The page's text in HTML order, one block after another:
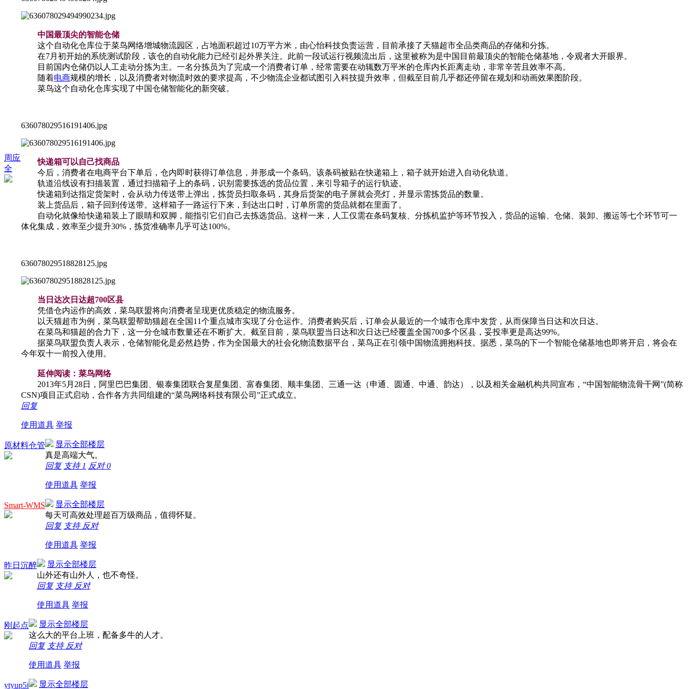
周应
全
中国最顶尖的智能仓储
这个自动化仓库位于菜鸟网络增城物流园区，占地面积超过10万平方米，由心怡科技负责运营，目前承接了天猫超市全品类商品的存储和分拣。
在7月初开始的系统测试阶段，该仓的自动化能力已经引起外界关注。此前一段试运行视频流出后，这里被称为是中国目前最顶尖的智能仓储基地，令观者大开眼界。
目前国内仓储仍以人工走动分拣为主。一名分拣员为了完成一个消费者订单，经常需要在动辄数万平米的仓库内长距离走动，非常辛苦且效率不高。
随着电商规模的增长，以及消费者对物流时效的要求提高，不少物流企业都试图引入科技提升效率，但截至目前几乎都还停留在规划和动画效果图阶段。
菜鸟这个自动化仓库实现了中国仓储智能化的新突破。
636078029516191406.jpg
快递箱可以自己找商品
今后，消费者在电商平台下单后，仓内即时获得订单信息，并形成一个条码。该条码被贴在快递箱上，箱子就开始进入自动化轨道。
轨道沿线设有扫描装置，通过扫描箱子上的条码，识别需要拣选的货品位置，来引导箱子的运行轨迹。
快递箱到达指定货架时，会从动力传送带上弹出，拣货员扫取条码，其身后货架的电子屏就会亮灯，并显示需拣货品的数量。
装上货品后，箱子回到传送带。这样箱子一路运行下来，到达出口时，订单所需的货品就都在里面了。
自动化就像给快递箱装上了眼睛和双脚，能指引它们自己去拣选货品。这样一来，人工仅需在条码复核、分拣机监护等环节投入，货品的运输、仓储、装卸、搬运等七个环节可一
体化集成，效率至少提升30%，拣货准确率几乎可达100%。
636078029518828125.jpg
当日达次日达超700区县
凭借仓内运作的高效，菜鸟联盟将向消费者呈现更优质稳定的物流服务。
以天猫超市为例，菜鸟联盟帮助猫超在全国11个重点城市实现了分仓运作。消费者购买后，订单会从最近的一个城市仓库中发货，从而保障当日达和次日达。
在菜鸟和猫超的合力下，这一分仓城市数量还在不断扩大。截至目前，菜鸟联盟当日达和次日达已经覆盖全国700多个区县，妥投率更是高达99%。
据菜鸟联盟负责人表示，仓储智能化是必然趋势，作为全国最大的社会化物流数据平台，菜鸟正在引领中国物流拥抱科技。据悉，菜鸟的下一个智能仓储基地也即将开启，将会在
今年双十一前投入使用。
延伸阅读：菜鸟网络
2013年5月28日，阿里巴巴集团、银泰集团联合复星集团、富春集团、顺丰集团、三通一达（申通、圆通、中通、韵达），以及相关金融机构共同宣布，“中国智能物流骨干网”(简称
CSN)项目正式启动，合作各方共同组建的“菜鸟网络科技有限公司”正式成立。
回复
使用道具 举报
原材料仓管
显示全部楼层
真是高端大气。
回复 支持 1 反对0
使用道具 举报
Smart-WMS
显示全部楼层
每天可高效处理超百万级商品，值得怀疑。
回复 支持 反对
使用道具 举报
昨日沉醉
显示全部楼层
山外还有山外人，也不奇怪。
回复 支持 反对
使用道具 举报
刚起点
显示全部楼层
这么大的平台上班，配备多牛的人才。
回复 支持 反对
使用道具 举报
ytyup5i
显示全部楼层